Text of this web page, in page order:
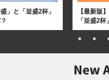
」と「並盛2杯」
【最新版
「並盛2